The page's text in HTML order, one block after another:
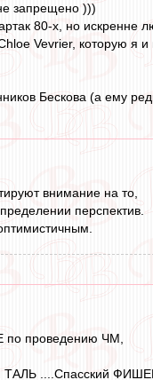
запрещено )))
80-х, но
Vevrier, которую я и
Бескова (а ему
внимание на то,
перспектив.
по проведению ЧМ,
ТАЛЬ ....Спасский